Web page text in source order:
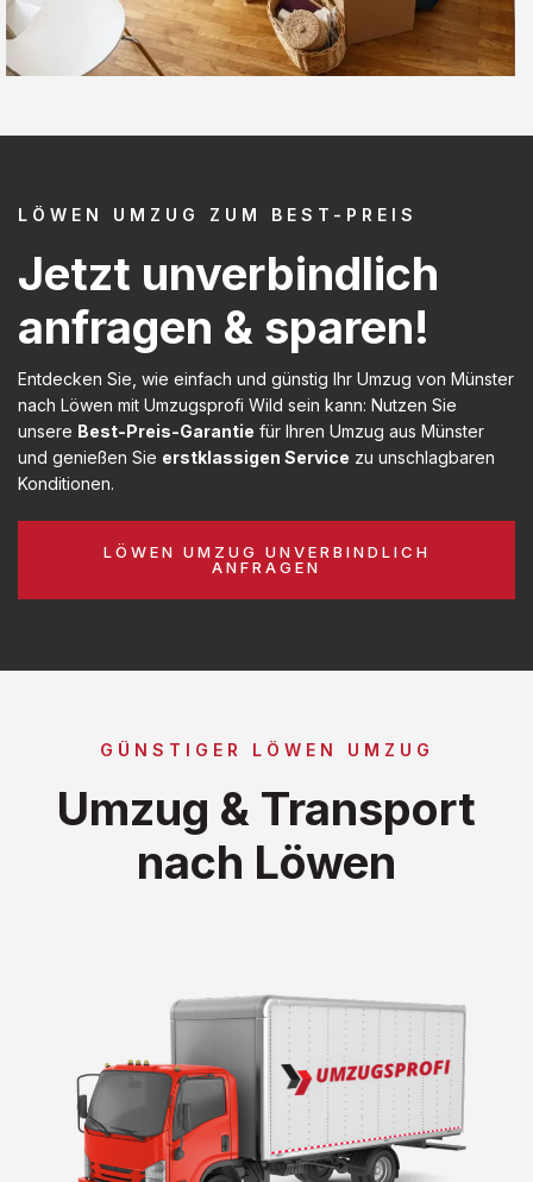
LÖWEN UMZUG ZUM BEST-PREIS
Jetzt unverbindlich
anfragen & sparen!
Entdecken Sie, wie einfach und günstig Ihr Umzug von Münster
nach Löwen mit Umzugsprofi Wild sein kann: Nutzen Sie
unsere Best-Preis-Garantie für Ihren Umzug aus Münster
und genießen Sie erstklassigen Service zu unschlagbaren
Konditionen.
LÖWEN UMZUG UNVERBINDLICH
ANFRAGEN
GÜNSTIGER LÖWEN UMZUG
Umzug & Transport
nach Löwen